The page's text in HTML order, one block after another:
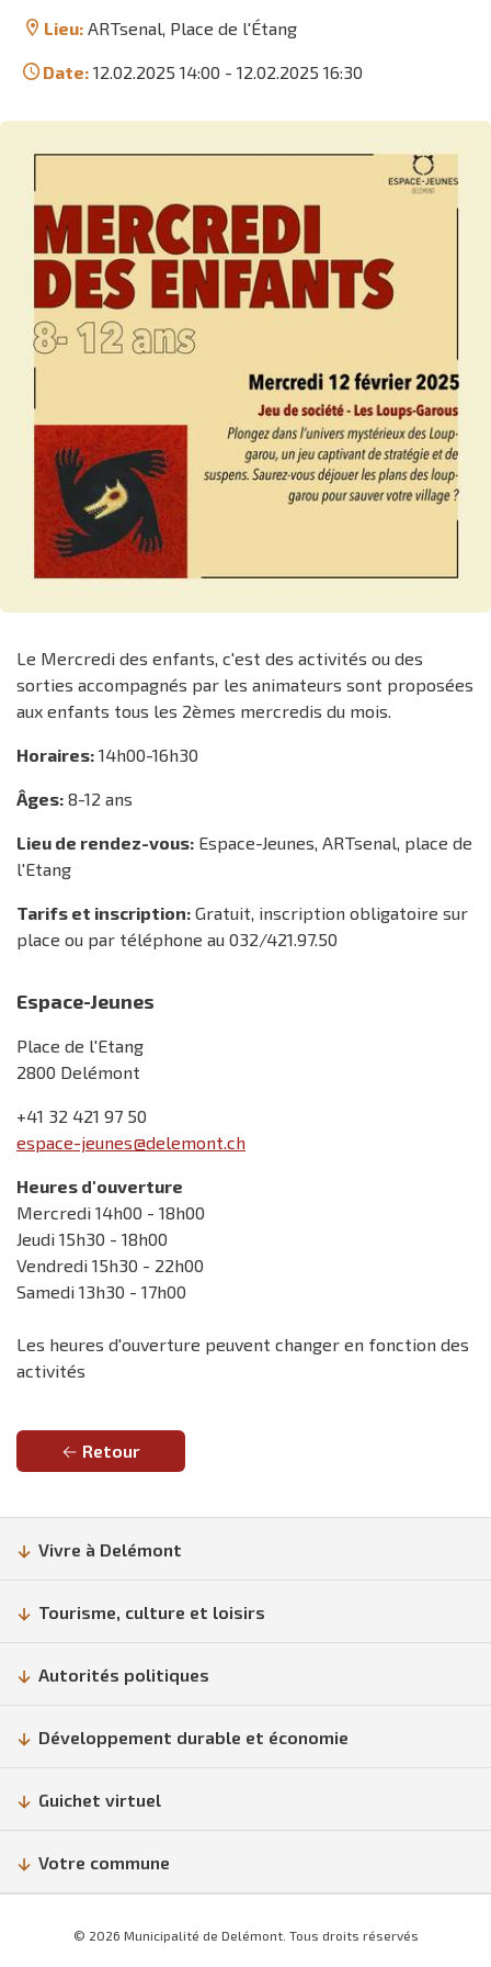
Lieu: ARTsenal, Place de l'Étang
Date: 12.02.2025 14:00 -12.02.2025 16:30
Le Mercredi des enfants, c'est des activités ou des
sorties accompagnés par les animateurs sont proposées
aux enfants tous les 2èmes mercredis du mois.
Horaires: 14h00-16h30
Âges: 8-12 ans
Lieu de rendez-vous: Espace-Jeunes, ARTsenal, place de
l'Etang
Tarifs et inscription: Gratuit, inscription obligatoire sur
place ou par téléphone au 032/421.97.50
Espace-Jeunes
Place de l'Etang
2800 Delémont
+41 32 421 97 50
espace-jeunes@delemont.ch
Heures d'ouverture
Mercredi 14h00 - 18h00
Jeudi 15h30 - 18h00
Vendredi 15h30 - 22h00
Samedi 13h30 - 17h00
Les heures d'ouverture peuvent changer en fonction des
activités
Retour
Vivre à Delémont
Tourisme, culture et loisirs
Autorités politiques
Développement durable et économie
Guichet virtuel
Votre commune
© 2026 Municipalité de Delémont. Tous droits réservés